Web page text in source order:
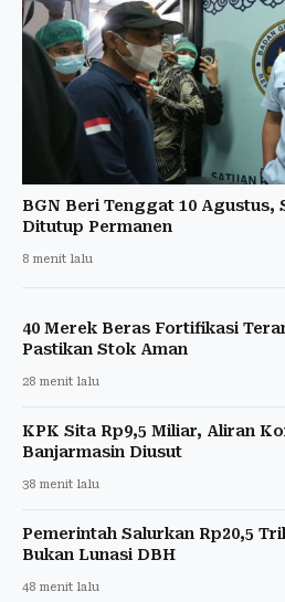
BGN Beri Tenggat 10 Agustus,
Ditutup Permanen
8 menit lalu
40 Merek Beras Fortifikasi
Pastikan Stok Aman
28 menit lalu
KPK Sita Rp9,5 Miliar, Aliran
Banjarmasin Diusut
38 menit lalu
Pemerintah Salurkan Rp20,5
Bukan Lunasi DBH
48 menit lalu